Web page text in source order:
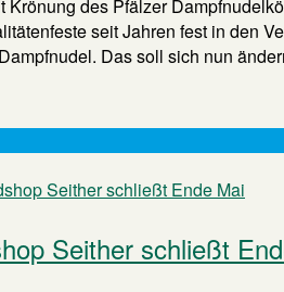
des Pfälzer
seit Jahren fest in den
Das soll sich nun
Seither schließt